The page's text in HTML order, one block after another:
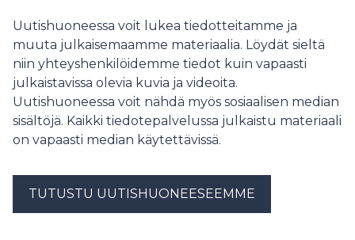
akutsjukvård runt om i Egentliga Finland.
Uutishuoneessa voit lukea tiedotteitamme ja
muuta julkaisemaamme materiaalia. Löydät sieltä
niin yhteyshenkilöidemme tiedot kuin vapaasti
julkaistavissa olevia kuvia ja videoita.
Uutishuoneessa voit nähdä myös sosiaalisen median
sisältöjä. Kaikki tiedotepalvelussa julkaistu materiaali
on vapaasti median käytettävissä.
TUTUSTU UUTISHUONEESEEMME